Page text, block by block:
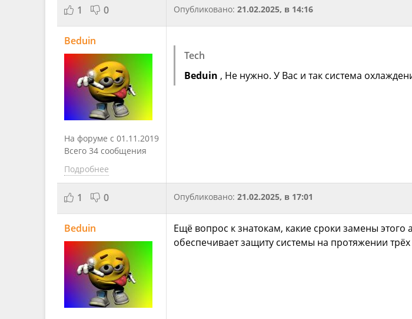
1 0 Опубликовано: 21.02.2025, в 14:16
Beduin
На форуме с 01.11.2019
Всего 34 сообщения
Подробнее
Tech
Beduin , Не нужно. У Вас и так система
1 0 Опубликовано: 21.02.2025, в 17:01
Beduin
Ещё вопрос к знатокам, какие сроки замены
обеспечивает защиту системы на протяжении трёх